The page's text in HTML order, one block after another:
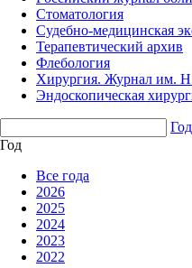
Стоматология
Судебно-медицинская
Терапевтический архив
Флебология
Хирургия. Журнал им.
Эндоскопическая
Год
Год
Все года
2026
2025
2024
2023
2022